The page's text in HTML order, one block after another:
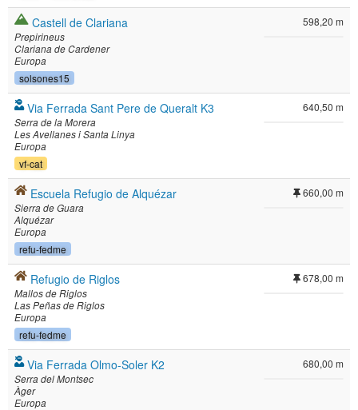
Castell de Clariana
Prepirineus
Clariana de Cardener
Europa
solsones15
598,20 m
Via Ferrada Sant Pere de Queralt K3
Serra de la Morera
Les Avellanes i Santa Linya
Europa
vf-cat
640,50 m
Escuela Refugio de Alquézar
Sierra de Guara
Alquézar
Europa
refu-fedme
660,00 m
Refugio de Riglos
Mallos de Riglos
Las Peñas de Riglos
Europa
refu-fedme
678,00 m
Via Ferrada Olmo-Soler K2
Serra del Montsec
Àger
Europa
680,00 m